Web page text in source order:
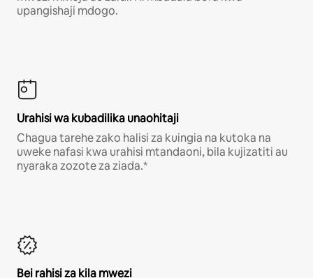
upangishaji mdogo.
Urahisi wa kubadilika unaohitaji
Chagua tarehe zako halisi za kuingia na kutoka na
uweke nafasi kwa urahisi mtandaoni, bila kujizatiti au
nyaraka zozote za ziada.*
Bei rahisi za kila mwezi